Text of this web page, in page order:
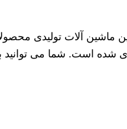
ماشین آلات تولیدی
است. شما می توانید